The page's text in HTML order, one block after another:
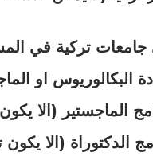
جامعات تركية في
او الماجستير قبل 30 تموز